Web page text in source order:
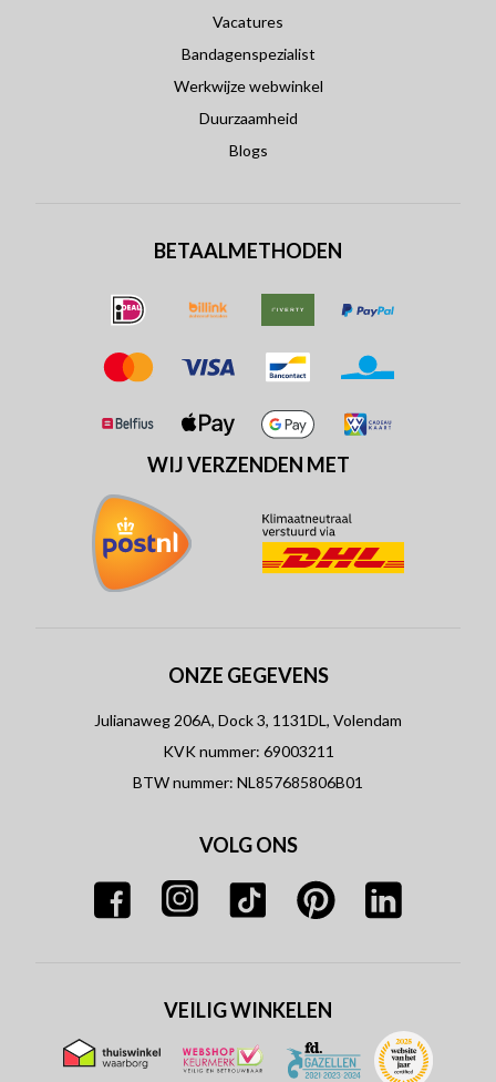
Vacatures
Bandagenspezialist
Werkwijze webwinkel
Duurzaamheid
Blogs
BETAALMETHODEN
WIJ VERZENDEN MET
ONZE GEGEVENS
Julianaweg 206A, Dock 3, 1131DL, Volendam
KVK nummer: 69003211
BTW nummer: NL857685806B01
VOLG ONS
VEILIG WINKELEN